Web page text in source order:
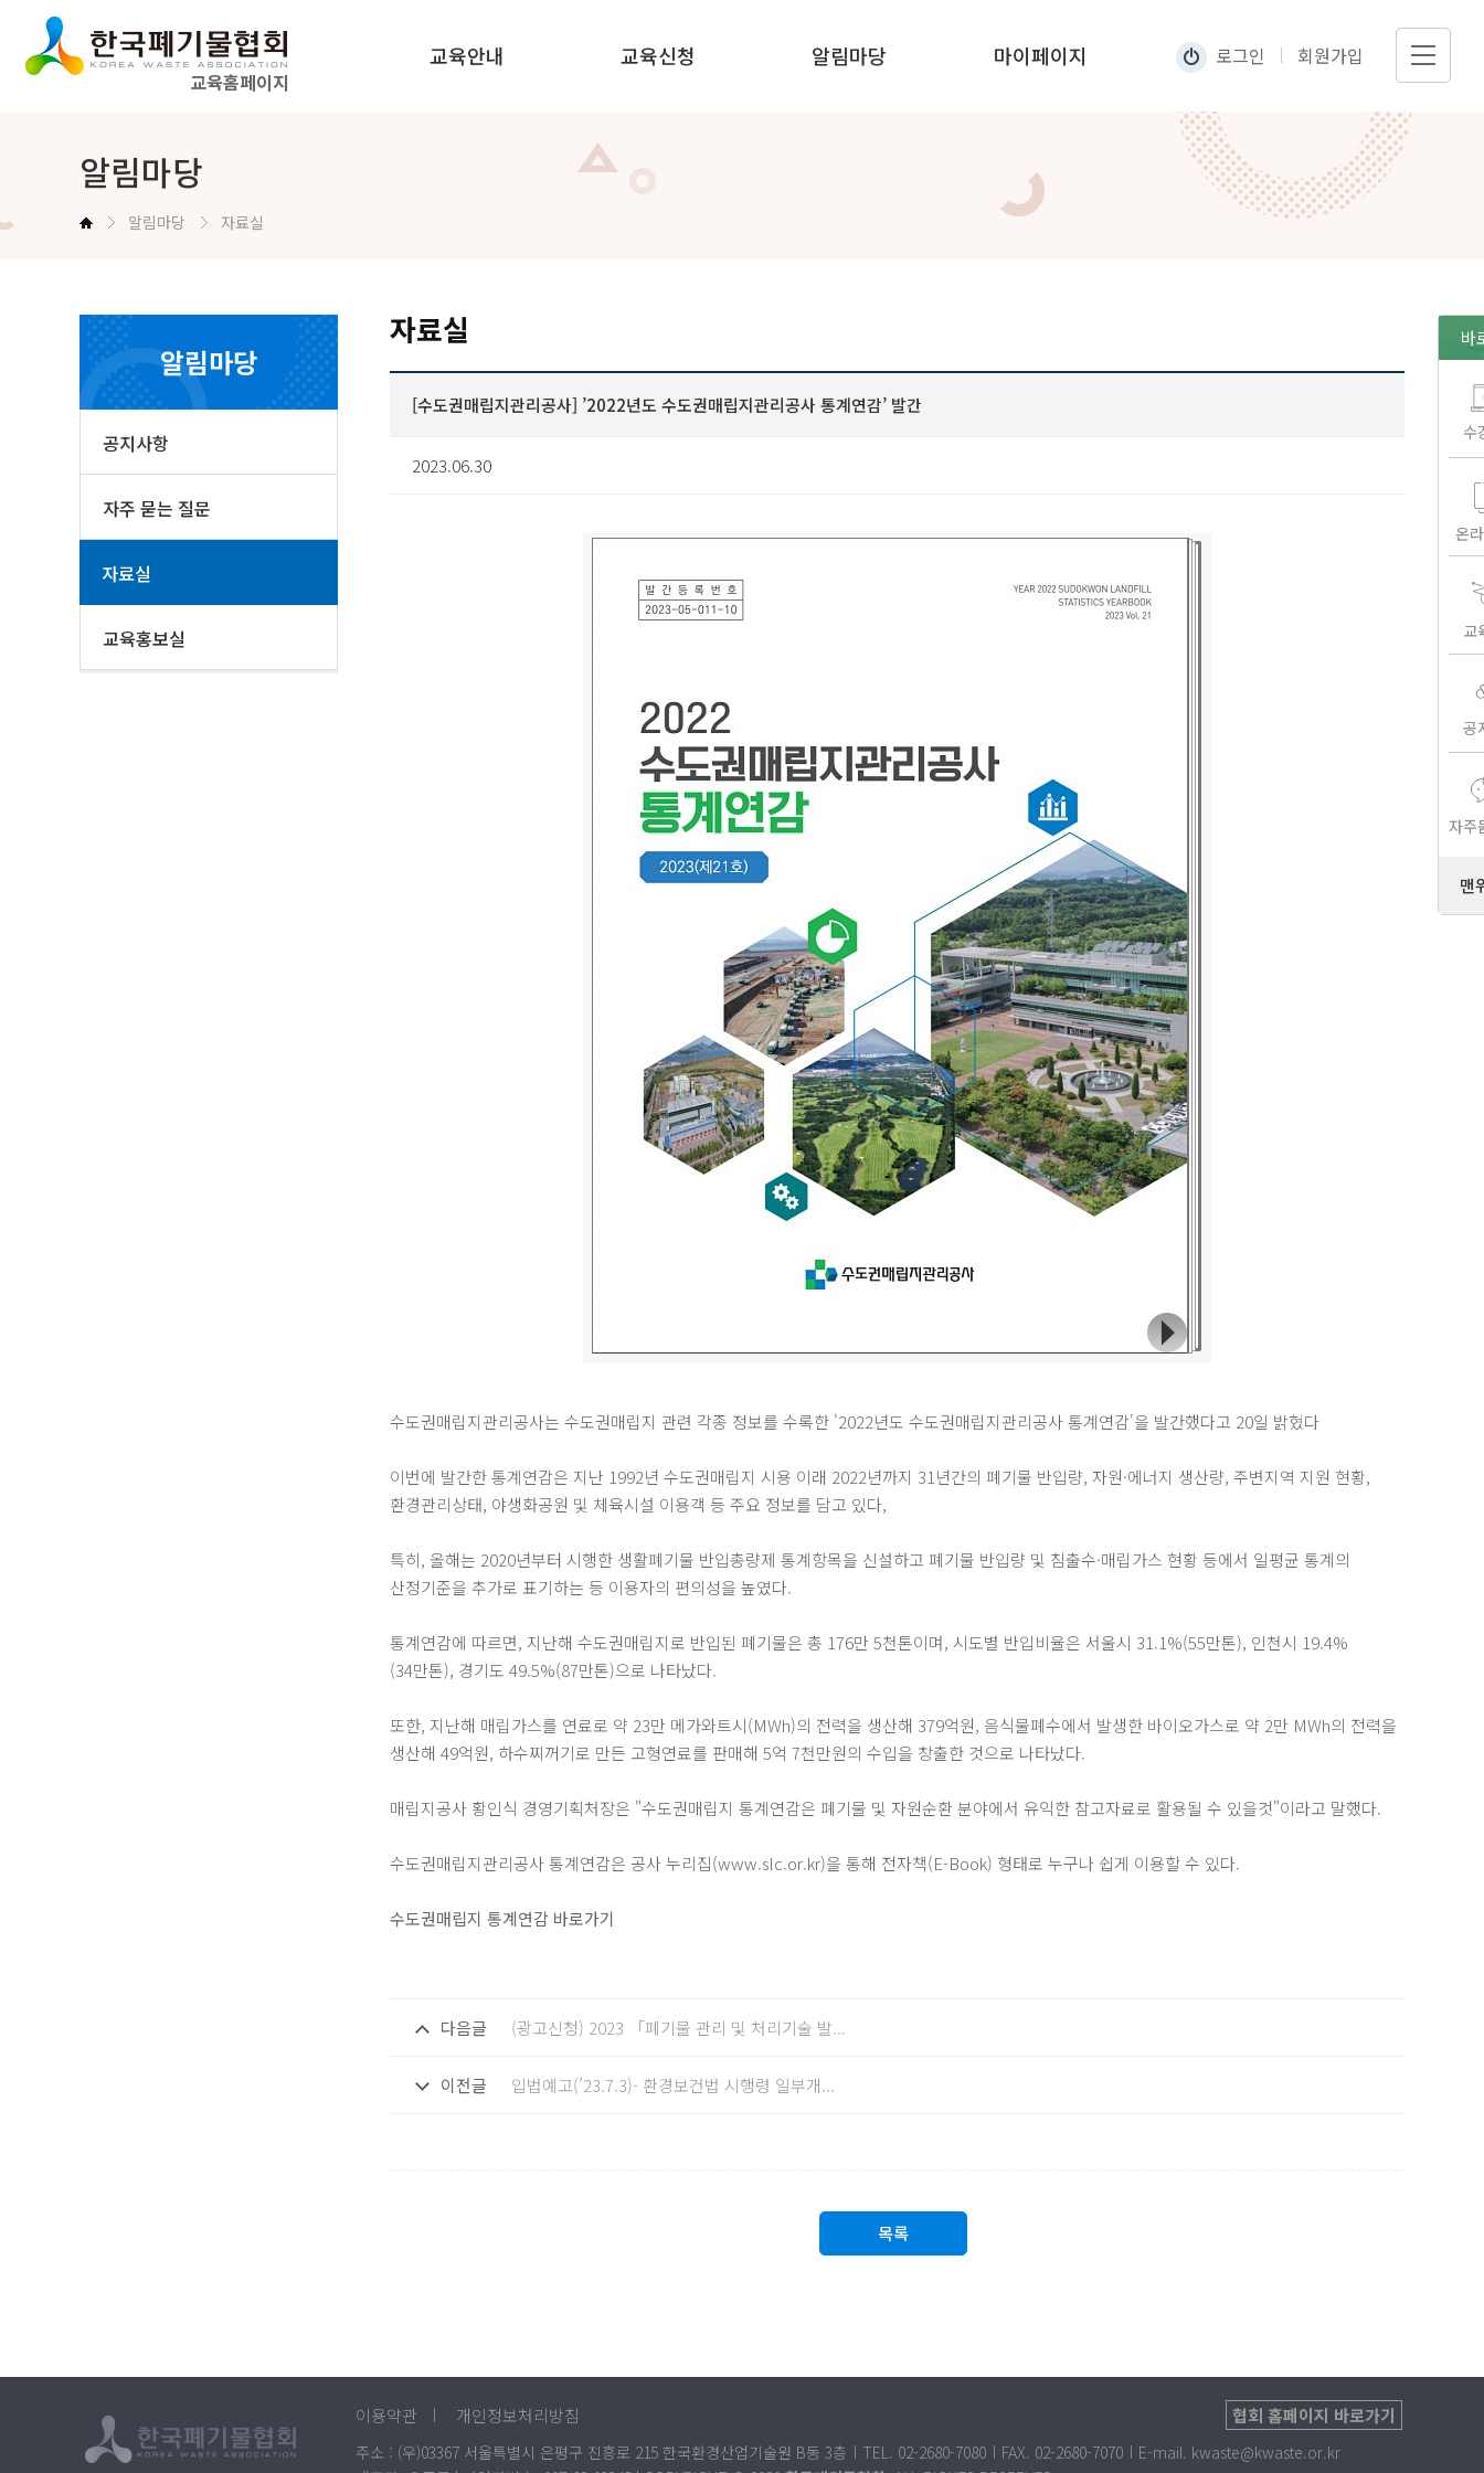
교육홈페이지
교육안내 교육신청 알림마당 마이페이지
내정보관리
로그인 회원가입
알림마당
알림마당 자료실
알림마당
공지사항
자주 묻는 질문
자료실
교육홍보실
자료실
[수도권매립지관리공사] ’2022년도 수도권매립지관리공사 통계연감’ 발간
2023.06.30
수도권매립지관리공사는 수도권매립지 관련 각종 정보를 수록한 '2022년도 수도권매립지관리공사 통계연감'을 발간했다고 20일 밝혔다
이번에 발간한 통계연감은 지난 1992년 수도권매립지 시용 이래 2022년까지 31년간의 폐기물 반입량, 자원·에너지 생산량, 주변지역 지원 현황,
환경관리상태, 야생화공원 및 체육시설 이용객 등 주요 정보를 담고 있다,
특히, 올해는 2020년부터 시행한 생활폐기물 반입총량제 통계항목을 신설하고 폐기물 반입량 및 침출수·매립가스 현황 등에서 일평균 통계의
산정기준을 추가로 표기하는 등 이용자의 편의성을 높였다.
통계연감에 따르면, 지난해 수도권매립지로 반입된 폐기물은 총 176만 5천톤이며, 시도별 반입비율은 서울시 31.1%(55만톤), 인천시 19.4%
(34만톤), 경기도 49.5%(87만톤)으로 나타났다.
또한, 지난해 매립가스를 연료로 약 23만 메가와트시(MWh)의 전력을 생산해 379억원, 음식물폐수에서 발생한 바이오가스로 약 2만 MWh의 전력을
생산해 49억원, 하수찌꺼기로 만든 고형연료를 판매해 5억 7천만원의 수입을 창출한 것으로 나타났다.
매립지공사 황인식 경영기획처장은 "수도권매립지 통계연감은 폐기물 및 자원순환 분야에서 유익한 참고자료로 활용될 수 있을것"이라고 말했다.
수도권매립지관리공사 통계연감은 공사 누리집(www.slc.or.kr)을 통해 전자책(E-Book) 형태로 누구나 쉽게 이용할 수 있다.
수도권매립지 통계연감 바로가기
다음글 (광고신청) 2023 「폐기물 관리 및 처리기술 발...
이전글 입법예고(’23.7.3)- 환경보건법 시행령 일부개...
목록
바
수
온
교
공
자주
맨
이용약관 개인정보처리방침 협회 홈페이지 바로가기
주소 : (우)03367 서울특별시 은평구 진흥로 215 한국환경산업기술원 B동 3층 TEL. 02-2680-7080 FAX. 02-2680-7070
E-mail. kwaste@kwaste.or.kr